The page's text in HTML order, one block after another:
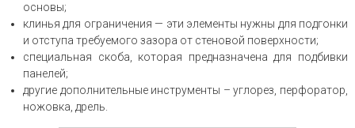
основы;
клинья для ограничения — эти элементы нужны для подгонки
и отступа требуемого зазора от стеновой поверхности;
специальная скоба, которая предназначена для подбивки
панелей;
другие дополнительные инструменты – углорез, перфоратор,
ножовка, дрель.